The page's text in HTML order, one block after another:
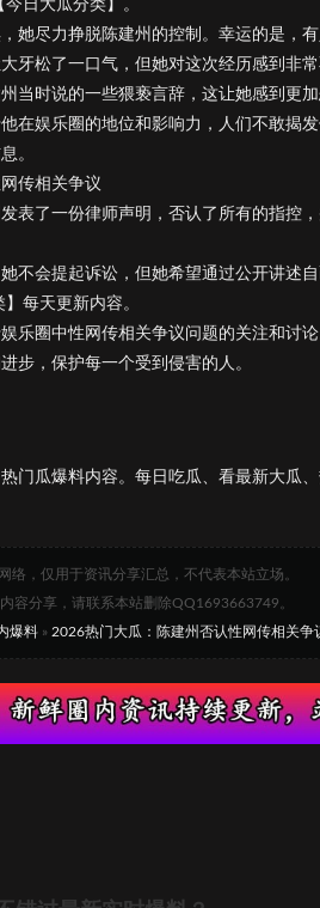
日大瓜分类】。
她尽力挣脱陈建州的控制。幸运的是，
牙松了一口气，但她对这次经历感到非常
当时说的一些猥亵言辞，这让她感到更
在娱乐圈的地位和影响力，人们不敢揭
。
传相关争议
表了一份律师声明，否认了所有的指控
不会提起诉讼，但她希望通过公开讲述
每天更新内容。
乐圈中性网传相关争议问题的关注和讨
步，保护每一个受到侵害的人。
门瓜爆料内容。每日吃瓜、看最新大瓜
络，仅用于资讯分享汇总，不代表本站立场。
容分享，请联系本站删除QQ1693663749。
爆料 » 2026热门大瓜：陈建州否认性网传相关